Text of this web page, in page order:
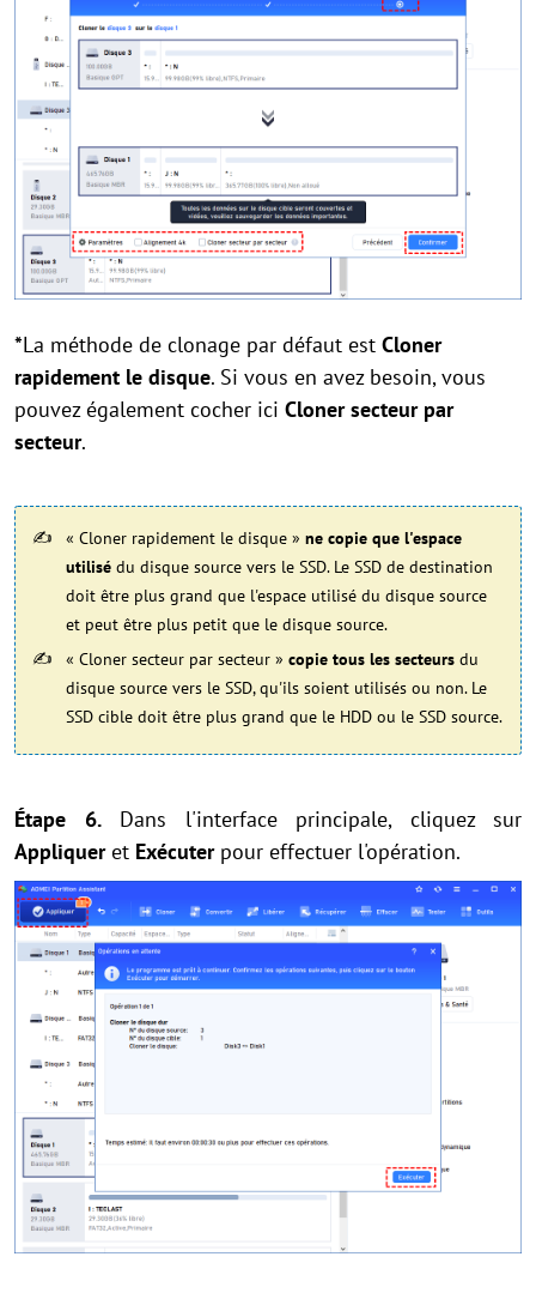
*La méthode de clonage par défaut est Cloner
rapidement le disque. Si vous en avez besoin, vous
pouvez également cocher ici Cloner secteur par
secteur.
« Cloner rapidement le disque » ne copie que l'espace
utilisé du disque source vers le SSD. Le SSD de destination
doit être plus grand que l'espace utilisé du disque source
et peut être plus petit que le disque source.
« Cloner secteur par secteur » copie tous les secteurs du
disque source vers le SSD, qu'ils soient utilisés ou non. Le
SSD cible doit être plus grand que le HDD ou le SSD source.
Étape 6.Dans l'interface principale, cliquez sur
Appliqueret Exécuter pour effectuer l'opération.